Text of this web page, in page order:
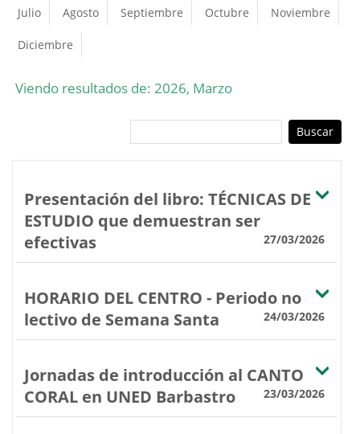
Julio Agosto Septiembre Octubre Noviembre
Diciembre
Viendo resultados de: 2026, Marzo
Presentación del libro: TÉCNICAS DE
ESTUDIO que demuestran ser
efectivas
27/03/2026
HORARIO DEL CENTRO - Periodo no
lectivo de Semana Santa
24/03/2026
Jornadas de introducción al CANTO
CORAL en UNED Barbastro
23/03/2026